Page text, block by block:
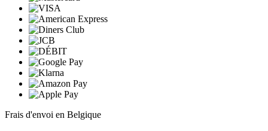
Frais d'envoi en Belgique